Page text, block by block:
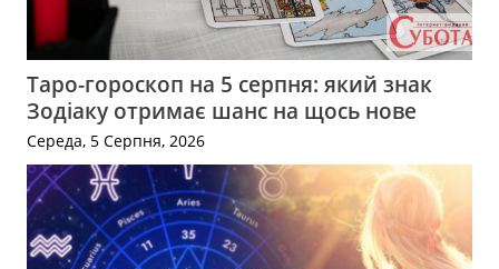
Таро-гороскоп на 5 серпня: який знак
Зодіаку отримає шанс на щось нове
Середа, 5 Серпня, 2026